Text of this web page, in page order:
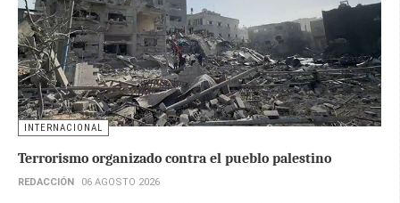
INTERNACIONAL
Terrorismo organizado contra el pueblo palestino
REDACCIÓN 06 AGOSTO 2026